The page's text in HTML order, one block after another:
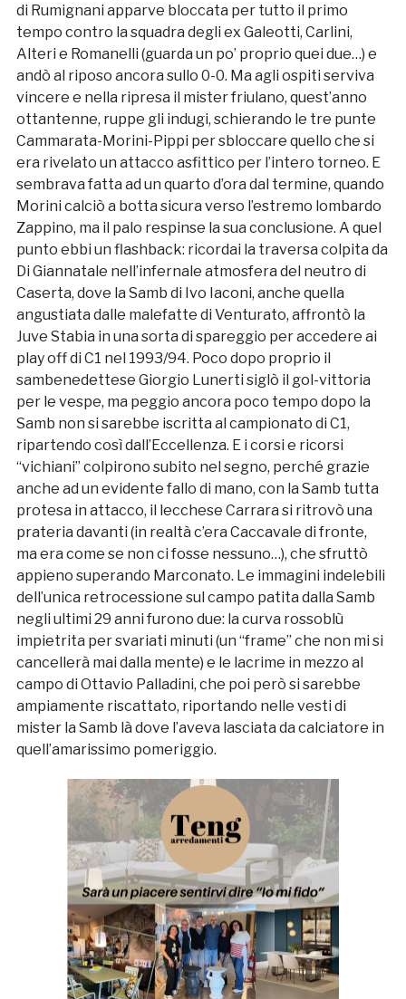
di Rumignani apparve bloccata per tutto il primo
tempo contro la squadra degli ex Galeotti, Carlini,
Alteri e Romanelli (guarda un po’ proprio quei due…) e
andò al riposo ancora sullo 0-0. Ma agli ospiti serviva
vincere e nella ripresa il mister friulano, quest’anno
ottantenne, ruppe gli indugi, schierando le tre punte
Cammarata-Morini-Pippi per sbloccare quello che si
era rivelato un attacco asfittico per l’intero torneo. E
sembrava fatta ad un quarto d’ora dal termine, quando
Morini calciò a botta sicura verso l’estremo lombardo
Zappino, ma il palo respinse la sua conclusione. A quel
punto ebbi un flashback: ricordai la traversa colpita da
Di Giannatale nell’infernale atmosfera del neutro di
Caserta, dove la Samb di Ivo Iaconi, anche quella
angustiata dalle malefatte di Venturato, affrontò la
Juve Stabia in una sorta di spareggio per accedere ai
play off di C1 nel 1993/94. Poco dopo proprio il
sambenedettese Giorgio Lunerti siglò il gol-vittoria
per le vespe, ma peggio ancora poco tempo dopo la
Samb non si sarebbe iscritta al campionato di C1,
ripartendo così dall’Eccellenza. E i corsi e ricorsi
“vichiani” colpirono subito nel segno, perché grazie
anche ad un evidente fallo di mano, con la Samb tutta
protesa in attacco, il lecchese Carrara si ritrovò una
prateria davanti (in realtà c’era Caccavale di fronte,
ma era come se non ci fosse nessuno…), che sfruttò
appieno superando Marconato. Le immagini indelebili
dell’unica retrocessione sul campo patita dalla Samb
negli ultimi 29 anni furono due: la curva rossoblù
impietrita per svariati minuti (un “frame” che non mi si
cancellerà mai dalla mente) e le lacrime in mezzo al
campo di Ottavio Palladini, che poi però si sarebbe
ampiamente riscattato, riportando nelle vesti di
mister la Samb là dove l’aveva lasciata da calciatore in
quell’amarissimo pomeriggio.